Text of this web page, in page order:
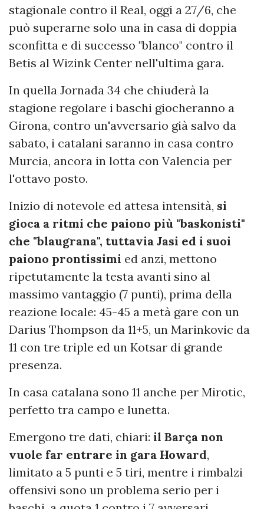
stagionale contro il Real, oggi a 27/6, che
può superarne solo una in casa di doppia
sconfitta e di successo "blanco" contro il
Betis al Wizink Center nell'ultima gara.
In quella Jornada 34 che chiuderà la
stagione regolare i baschi giocheranno a
Girona, contro un'avversario già salvo da
sabato, i catalani saranno in casa contro
Murcia, ancora in lotta con Valencia per
l'ottavo posto.
Inizio di notevole ed attesa intensità, si
gioca a ritmi che paiono più "baskonisti"
che "blaugrana", tuttavia Jasi ed i suoi
paiono prontissimi ed anzi, mettono
ripetutamente la testa avanti sino al
massimo vantaggio (7 punti), prima della
reazione locale: 45-45 a metà gare con un
Darius Thompson da 11+5, un Marinkovic da
11 con tre triple ed un Kotsar di grande
presenza.
In casa catalana sono 11 anche per Mirotic,
perfetto tra campo e lunetta.
Emergono tre dati, chiari: il Barça non
vuole far entrare in gara Howard,
limitato a 5 punti e 5 tiri, mentre i rimbalzi
offensivi sono un problema serio per i